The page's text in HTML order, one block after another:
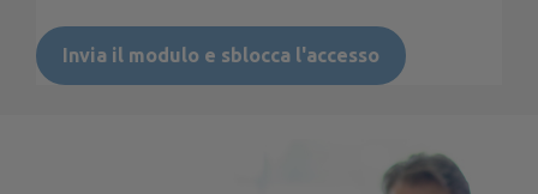
Invia il modulo e sblocca l'accesso